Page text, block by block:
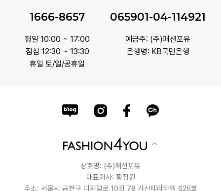
1666-8657
평일 10:00 ~ 17:00
점심 12:30 ~ 13:30
휴일 토/일/공휴일
065901-04-114921
예금주: (주)패션포유
은행명: KB국민은행
상호명: (주)패션포유
대표이사: 황정원
주소: 서울시 금천구 디지털로 10길 78 가산테라타워 625호